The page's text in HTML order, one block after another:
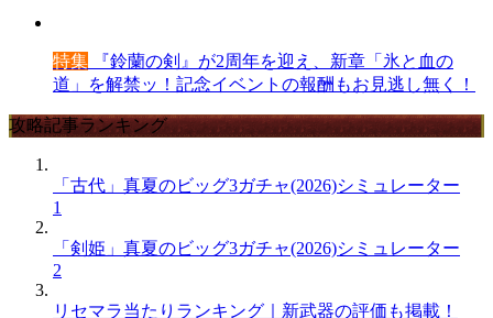
特集 『鈴蘭の剣』が2周年を迎え、新章「氷と血の
道」を解禁ッ！記念イベントの報酬もお見逃し無く！
攻略記事ランキング
「古代」真夏のビッグ3ガチャ(2026)シミュレーター
1
「剣姫」真夏のビッグ3ガチャ(2026)シミュレーター
2
リセマラ当たりランキング｜新武器の評価も掲載！